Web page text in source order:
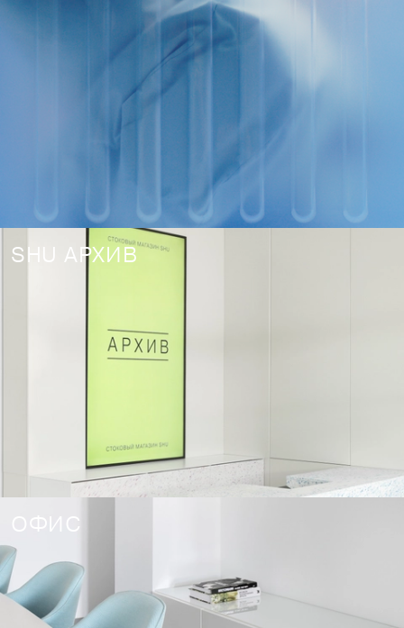
SHU АРХИВ
ОФИС